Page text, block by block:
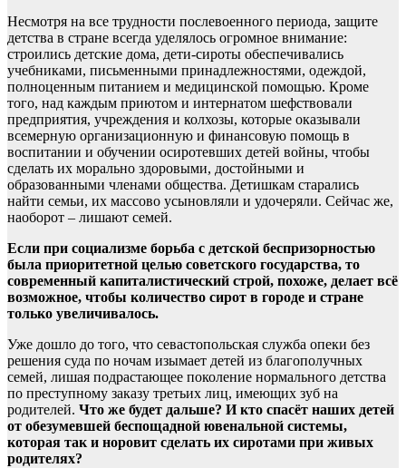
Несмотря на все трудности послевоенного периода, защите
детства в стране всегда уделялось огромное внимание:
строились детские дома, дети-сироты обеспечивались
учебниками, письменными принадлежностями, одеждой,
полноценным питанием и медицинской помощью. Кроме
того, над каждым приютом и интернатом шефствовали
предприятия, учреждения и колхозы, которые оказывали
всемерную организационную и финансовую помощь в
воспитании и обучении осиротевших детей войны, чтобы
сделать их морально здоровыми, достойными и
образованными членами общества. Детишкам старались
найти семьи, их массово усыновляли и удочеряли. Сейчас же,
наоборот – лишают семей.
Если при социализме борьба с детской беспризорностью
была приоритетной целью советского государства, то
современный капиталистический строй, похоже, делает всё
возможное, чтобы количество сирот в городе и стране
только увеличивалось.
Уже дошло до того, что севастопольская служба опеки без
решения суда по ночам изымает детей из благополучных
семей, лишая подрастающее поколение нормального детства
по преступному заказу третьих лиц, имеющих зуб на
родителей. Что же будет дальше? И кто спасёт наших детей
от обезумевшей беспощадной ювенальной системы,
которая так и норовит сделать их сиротами при живых
родителях?